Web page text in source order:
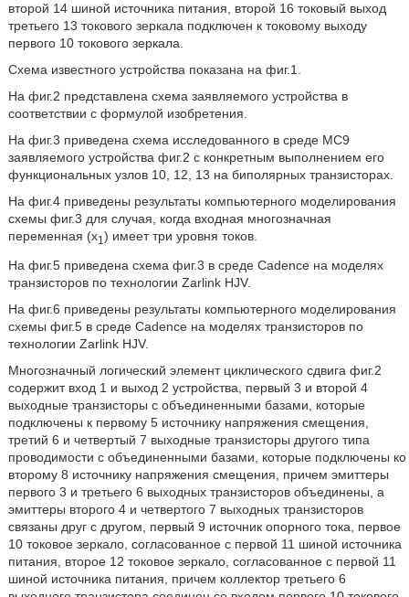
второй 14 шиной источника питания, второй 16 токовый выход
третьего 13 токового зеркала подключен к токовому выходу
первого 10 токового зеркала.
Схема известного устройства показана на фиг.1.
На фиг.2 представлена схема заявляемого устройства в
соответствии с формулой изобретения.
На фиг.3 приведена схема исследованного в среде MC9
заявляемого устройства фиг.2 с конкретным выполнением его
функциональных узлов 10, 12, 13 на биполярных транзисторах.
На фиг.4 приведены результаты компьютерного моделирования
схемы фиг.3 для случая, когда входная многозначная
переменная (x1 ) имеет три уровня токов.
На фиг.5 приведена схема фиг.3 в среде Cadence на моделях
транзисторов по технологии Zarlink HJV.
На фиг.6 приведены результаты компьютерного моделирования
схемы фиг.5 в среде Cadence на моделях транзисторов по
технологии Zarlink HJV.
Многозначный логический элемент циклического сдвига фиг.2
содержит вход 1 и выход 2 устройства, первый 3 и второй 4
выходные транзисторы с объединенными базами, которые
подключены к первому 5 источнику напряжения смещения,
третий 6 и четвертый 7 выходные транзисторы другого типа
проводимости с объединенными базами, которые подключены ко
второму 8 источнику напряжения смещения, причем эмиттеры
первого 3 и третьего 6 выходных транзисторов объединены, а
эмиттеры второго 4 и четвертого 7 выходных транзисторов
связаны друг с другом, первый 9 источник опорного тока, первое
10 токовое зеркало, согласованное с первой 11 шиной источника
питания, второе 12 токовое зеркало, согласованное с первой 11
шиной источника питания, причем коллектор третьего 6